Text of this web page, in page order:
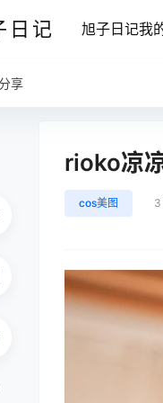
日记 旭子日记我
享
rioko凉
cos美图 3